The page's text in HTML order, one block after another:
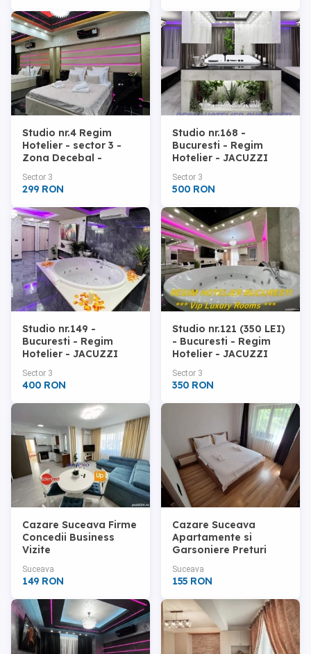
Studio nr.4 Regim
Hotelier - sector 3 -
Zona Decebal -
Sector 3
299 RON
Studio nr.168 -
Bucuresti - Regim
Hotelier - JACUZZI
Sector 3
500 RON
Studio nr.149 -
Bucuresti - Regim
Hotelier - JACUZZI
Sector 3
400 RON
Studio nr.121 (350 LEI)
- Bucuresti - Regim
Hotelier - JACUZZI
Sector 3
350 RON
Cazare Suceava Firme
Concedii Business
Vizite
Suceava
149 RON
Cazare Suceava
Apartamente si
Garsoniere Preturi
Superioara
Suceava
155 RON